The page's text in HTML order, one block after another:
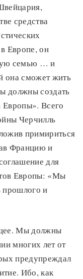
средства
Европе, он
семью … и
она сможет жить
должны создать
Всего
Черчилль
примириться
Францию и
для
Европы: «Мы
прошлого и
Мы должны
многих лет от
предупреждал
Ибо, как